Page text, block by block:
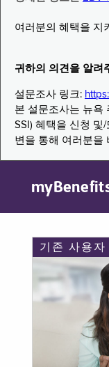
여러분의 혜택을 지
귀하의 의견을 알려
설문조사 링크:
본 설문조사는 뉴욕
SSI) 혜택을 신청 및
변을 통해 여러분을
기존 사용자